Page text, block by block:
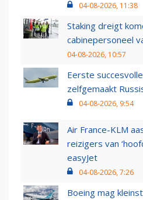
04-08-2026, 11:38
Staking dreigt
cabinepersoneel
04-08-2026, 10:57
Eerste
zelfgemaakt
04-08-2026, 9:54
Air France-KLM
reizigers van
easyJet
04-08-2026, 7:26
Boeing mag